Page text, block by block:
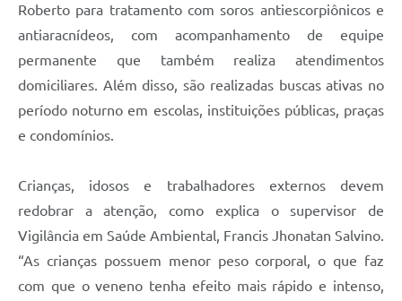
Roberto para tratamento com soros antiescorpiônicos e
antiaracnídeos, com acompanhamento de equipe
permanente que também realiza atendimentos
domiciliares. Além disso, são realizadas buscas ativas no
período noturno em escolas, instituições públicas, praças
e condomínios.
Crianças, idosos e trabalhadores externos devem
redobrar a atenção, como explica o supervisor de
Vigilância em Saúde Ambiental, Francis Jhonatan Salvino.
“As crianças possuem menor peso corporal, o que faz
com que o veneno tenha efeito mais rápido e intenso,